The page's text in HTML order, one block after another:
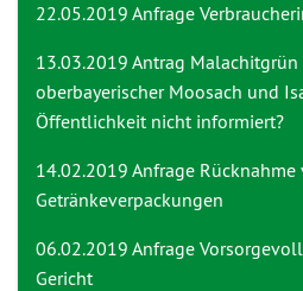
22.05.2019 Anfrage
13.03.2019 Antrag Malachitgrün
oberbayerischer Moosach und
Öffentlichkeit nicht informiert?
14.02.2019 Anfrage
Getränkeverpackungen
06.02.2019 Anfrage
Gericht